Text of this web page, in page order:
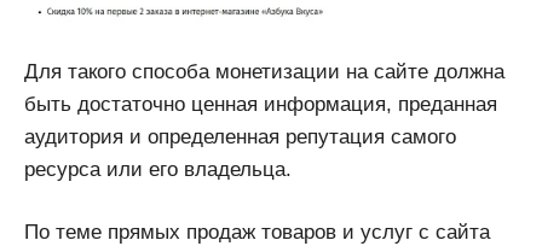
Для такого способа монетизации на сайте должна
быть достаточно ценная информация, преданная
аудитория и определенная репутация самого
ресурса или его владельца.
По теме прямых продаж товаров и услуг с сайта